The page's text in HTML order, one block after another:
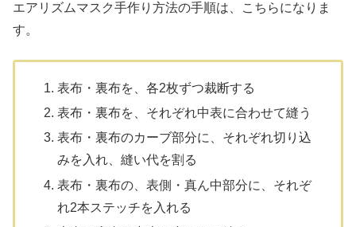
エアリズムマスク手作り方法の手順は、こちらになりま
す。
表布・裏布を、各2枚ずつ裁断する
表布・裏布を、それぞれ中表に合わせて縫う
表布・裏布のカーブ部分に、それぞれ切り込
みを入れ、縫い代を割る
表布・裏布の、表側・真ん中部分に、それぞ
れ2本ステッチを入れる